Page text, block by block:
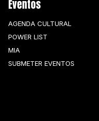
Eventos
AGENDA CULTURAL
POWER LIST
MIA
SUBMETER EVENTOS